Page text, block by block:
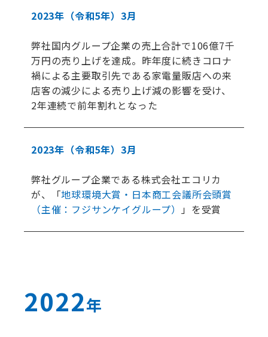
2023年 （令和5年） 3月
弊社国内グループ企業の売上合計で106億7千
万円の売り上げを達成。昨年度に続きコロナ
禍による主要取引先である家電量販店への来
店客の減少による売り上げ減の影響を受け、
2年連続で前年割れとなった
2023年 （令和5年） 3月
弊社グループ企業である株式会社エコリカ
が、「地球環境大賞・日本商工会議所会頭賞
（主催：フジサンケイグループ）
」を受賞
2022年